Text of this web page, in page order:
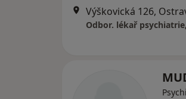
Výškovická 126,
Odbor. lékař